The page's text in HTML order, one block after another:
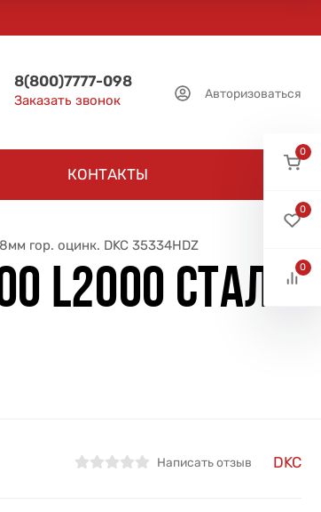
8(800)7777-098
Заказать звонок Авторизоваться
КОНТАКТЫ
гор. оцинк. DKC 35334HDZ
L2000 СТАЛЬ
Написать отзыв DKC
0
0
0